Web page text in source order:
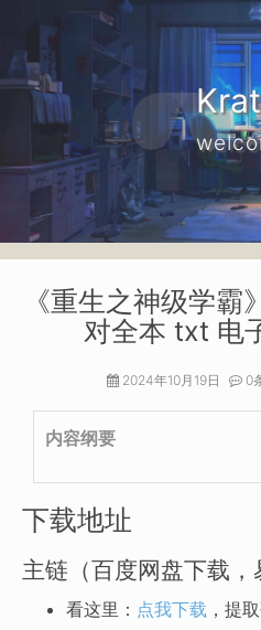
《重生之神级学
对全本 txt 电
2024年10月19日 0
内容纲要
下载地址
主链（百度网盘下载，
看这里： 点我下载 ，提